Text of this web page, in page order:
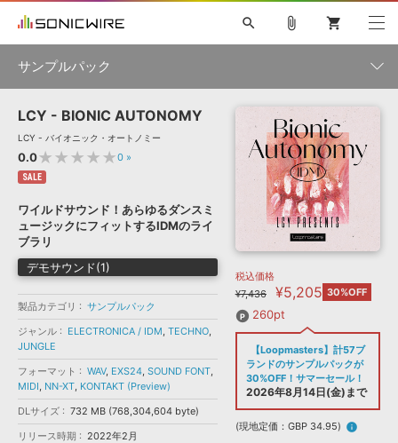
ソフト音源 »
プラグイン・エフェクト »
サンプルパック »
ソフトウェア／ツール »
DAW »
効果音 »
特集 »
ニュースレター »
SONICWIREブログ »
製品サポート情報 »
DTMガイド »
FAQ »
お問い合わせ »
音楽カード
楽曲配信流通 サービス
無償のサウンド管理ソフト
search
初音ミク NT 鏡音リン・レン V4X 巡音ルカ V4X
MEIKO V3
KAITO V3
VOCALOID
SPITFIRE AUDIO
VIENNA
EZ DRUMMER 3
ライセンスフリーBGM
ボーカル抜き出し
DUBSTEP
ELECTRONICA
EDM TRANCE MUTANT
ROUTER.FM
SONOCA
ソフト音源 プラグイン・エフェクト
ソフトウェア／ツール 効果音
attach_file shopping_cart
サンプルパック
製品一覧
メーカー
フォーマット
ランキング
LCY - BIONIC AUTONOMY
LCY - バイオニック・オートノミー
0.0★★★★★0 »
SALE
ワイルドサウンド！あらゆるダンスミ
ュージックにフィットするIDMのライ
ブラリ
デモサウンド(1)
製品カテゴリ
サンプルパック
ジャンル
ELECTRONICA / IDM, TECHNO,
JUNGLE
フォーマット
WAV, EXS24, SOUND FONT,
MIDI, NN-XT, KONTAKT (Preview)
DLサイズ
732 MB (768,304,604 byte)
リリース時期
2022年2月
税込価格
¥7,436
¥5,205 30%OFF
260pt
【Loopmasters】計57ブ
ランドのサンプルパックが
30%OFF！サマーセール！
2026年8月14日(金)まで
(現地定価：GBP 34.95) info